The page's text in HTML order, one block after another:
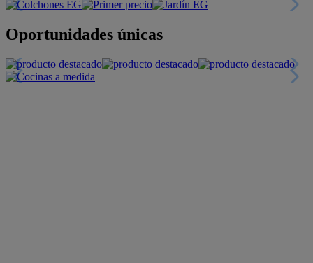
Oportunidades únicas